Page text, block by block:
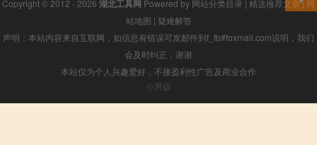
Copyright © 2012 - 2026 湖北工具网 Powered by 网站分类目录 | 精选推荐文章|网
站地图 | 疑难解答
声明：本站内容来自互联网，如信息有错误可发邮件到f_fb#foxmail.com说明，我们
会及时纠正，谢谢
本站仅为个人兴趣爱好，不接盈利性广告及商业合作
小男孩